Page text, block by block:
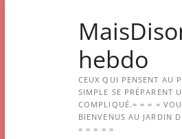
hebdo
CEUX QUI PENSENT AU
SIMPLE SE PRÉPARENT
COMPLIQUÉ.= = = =
BIENVENUS AU JARDIN
= = = = =